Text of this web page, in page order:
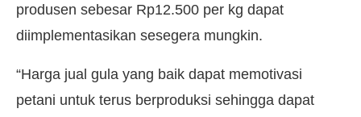
produsen sebesar Rp12.500 per kg dapat
diimplementasikan sesegera mungkin.
“Harga jual gula yang baik dapat memotivasi
petani untuk terus berproduksi sehingga dapat